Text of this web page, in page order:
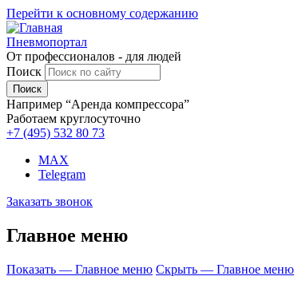
Перейти к основному содержанию
Пневмопортал
От профессионалов - для людей
Поиск
Например “Аренда компрессора”
Работаем круглосуточно
+7 (495) 532 80 73
MAX
Telegram
Заказать звонок
Главное меню
Показать — Главное меню Скрыть — Главное меню